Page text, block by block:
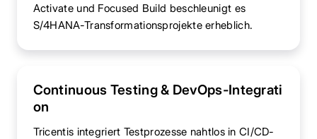
Activate und Focused Build beschleunigt es
S/4HANA-Transformationsprojekte erheblich.
Continuous Testing & DevOps-Integrati
on
Tricentis integriert Testprozesse nahtlos in CI/CD-